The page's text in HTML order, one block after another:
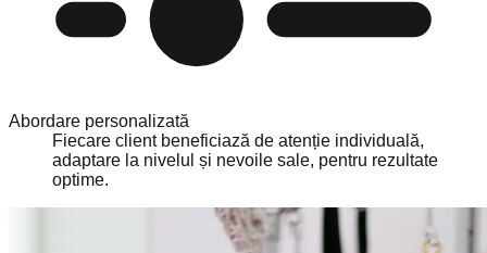
Abordare personalizată
Fiecare client beneficiază de atenție individuală,
adaptare la nivelul și nevoile sale, pentru rezultate
optime.